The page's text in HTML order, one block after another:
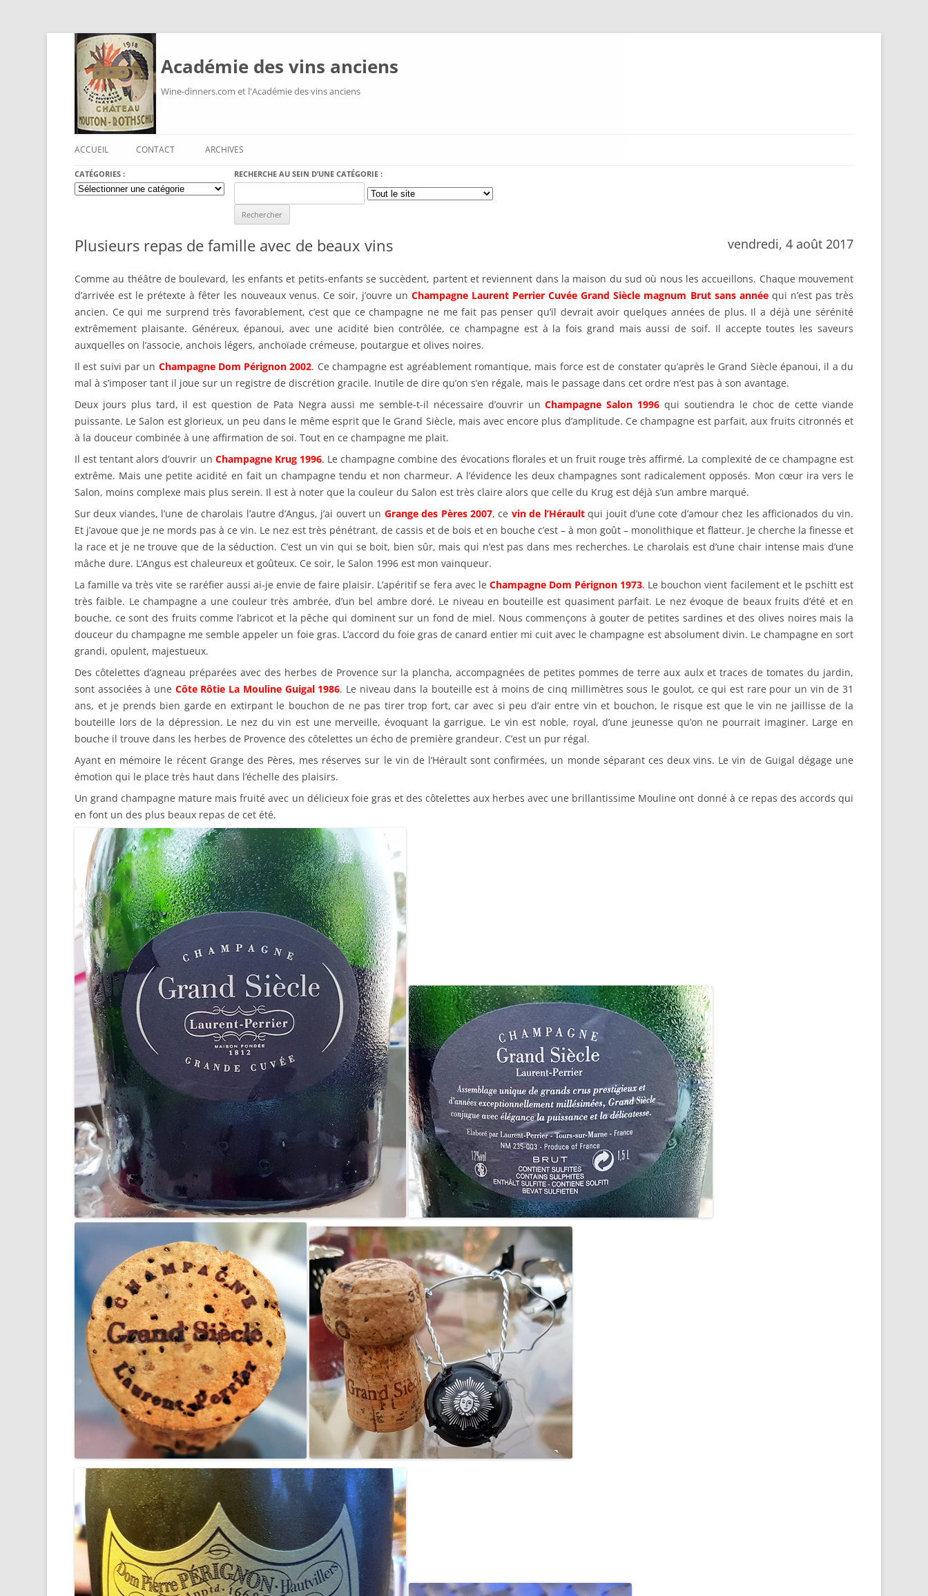
Académie des vins anciens
Wine-dinners.com et l'Académie des vins anciens
ACCUEIL CONTACT ARCHIVES
CATÉGORIES :
Catégories
:
RECHERCHE AU SEIN D’UNE CATÉGORIE :
for:
Plusieurs repas de famille avec de beaux vins vendredi, 4 août 2017
Comme au théâtre de boulevard, les enfants et petits-enfants se succèdent, partent et reviennent dans la maison du sud où nous les accueillons. Chaque mouvement
d’arrivée est le prétexte à fêter les nouveaux venus. Ce soir, j’ouvre un Champagne Laurent Perrier Cuvée Grand Siècle magnum Brut sans annéequi n’est pas très
ancien. Ce qui me surprend très favorablement, c’est que ce champagne ne me fait pas penser qu’il devrait avoir quelques années de plus. Il a déjà une sérénité
extrêmement plaisante. Généreux, épanoui, avec une acidité bien contrôlée, ce champagne est à la fois grand mais aussi de soif. Il accepte toutes les saveurs
auxquelles on l’associe, anchois légers, anchoïade crémeuse, poutargue et olives noires.
Il est suivi par un Champagne Dom Pérignon 2002. Ce champagne est agréablement romantique, mais force est de constater qu’après le Grand Siècle épanoui, il a du
mal à s’imposer tant il joue sur un registre de discrétion gracile. Inutile de dire qu’on s’en régale, mais le passage dans cet ordre n’est pas à son avantage.
Deux jours plus tard, il est question de Pata Negra aussi me semble-t-il nécessaire d’ouvrir unChampagne Salon 1996 qui soutiendra le choc de cette viande
puissante. Le Salon est glorieux, un peu dans le même esprit que le Grand Siècle, mais avec encore plus d’amplitude. Ce champagne est parfait, aux fruits citronnés et
à la douceur combinée à une affirmation de soi. Tout en ce champagne me plait.
Il est tentant alors d’ouvrir un Champagne Krug 1996. Le champagne combine des évocations florales et un fruit rouge très affirmé. La complexité de ce champagne est
extrême. Mais une petite acidité en fait un champagne tendu et non charmeur. A l’évidence les deux champagnes sont radicalement opposés. Mon cœur ira vers le
Salon, moins complexe mais plus serein. Il est à noter que la couleur du Salon est très claire alors que celle du Krug est déjà s’un ambre marqué.
Sur deux viandes, l’une de charolais l’autre d’Angus, j’ai ouvert un Grange des Pères 2007, ce vin de l’Héraultqui jouit d’une cote d’amour chez les afficionados du vin.
Et j’avoue que je ne mords pas à ce vin. Le nez est très pénétrant, de cassis et de bois et en bouche c’est – à mon goût – monolithique et flatteur. Je cherche la finesse et
la race et je ne trouve que de la séduction. C’est un vin qui se boit, bien sûr, mais qui n’est pas dans mes recherches. Le charolais est d’une chair intense mais d’une
mâche dure. L’Angus est chaleureux et goûteux. Ce soir, le Salon 1996 est mon vainqueur.
La famille va très vite se raréfier aussi ai-je envie de faire plaisir. L’apéritif se fera avec le Champagne Dom Pérignon 1973. Le bouchon vient facilement et le pschitt est
très faible. Le champagne a une couleur très ambrée, d’un bel ambre doré. Le niveau en bouteille est quasiment parfait. Le nez évoque de beaux fruits d’été et en
bouche, ce sont des fruits comme l’abricot et la pêche qui dominent sur un fond de miel. Nous commençons à gouter de petites sardines et des olives noires mais la
douceur du champagne me semble appeler un foie gras. L’accord du foie gras de canard entier mi cuit avec le champagne est absolument divin. Le champagne en sort
grandi, opulent, majestueux.
Des côtelettes d’agneau préparées avec des herbes de Provence sur la plancha, accompagnées de petites pommes de terre aux aulx et traces de tomates du jardin,
sont associées à une Côte Rôtie La Mouline Guigal 1986. Le niveau dans la bouteille est à moins de cinq millimètres sous le goulot, ce qui est rare pour un vin de 31
ans, et je prends bien garde en extirpant le bouchon de ne pas tirer trop fort, car avec si peu d’air entre vin et bouchon, le risque est que le vin ne jaillisse de la
bouteille lors de la dépression. Le nez du vin est une merveille, évoquant la garrigue. Le vin est noble, royal, d’une jeunesse qu’on ne pourrait imaginer. Large en
bouche il trouve dans les herbes de Provence des côtelettes un écho de première grandeur. C’est un pur régal.
Ayant en mémoire le récent Grange des Pères, mes réserves sur le vin de l’Hérault sont confirmées, un monde séparant ces deux vins. Le vin de Guigal dégage une
émotion qui le place très haut dans l’échelle des plaisirs.
Un grand champagne mature mais fruité avec un délicieux foie gras et des côtelettes aux herbes avec une brillantissime Mouline ont donné à ce repas des accords qui
en font un des plus beaux repas de cet été.